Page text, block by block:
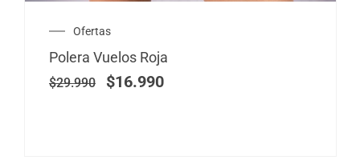
Ofertas
Polera Vuelos Roja
$29.990
El
precio
original
era:
$16.990
actual
es: